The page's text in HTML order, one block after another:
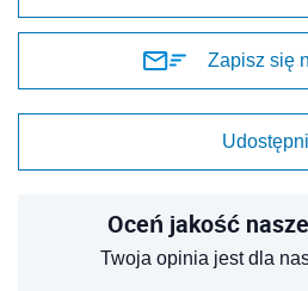
Zapisz się
Oceń jakość
Twoja opinia jest dla